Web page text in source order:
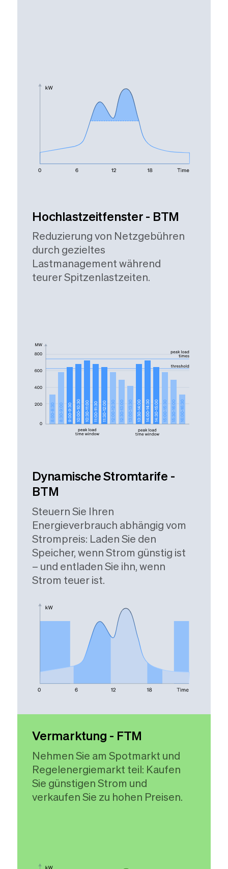
Hochlastzeitfenster - BTM
Reduzierung von Netzgebühren
durch gezieltes
Lastmanagement während
teurer Spitzenlastzeiten.
Dynamische Stromtarife -
BTM
Steuern Sie Ihren
Energieverbrauch abhängig vom
Strompreis: Laden Sie den
Speicher, wenn Strom günstig ist
– und entladen Sie ihn, wenn
Strom teuer ist.
Vermarktung - FTM
Nehmen Sie am Spotmarkt und
Regelenergiemarkt teil: Kaufen
Sie günstigen Strom und
verkaufen Sie zu hohen Preisen.